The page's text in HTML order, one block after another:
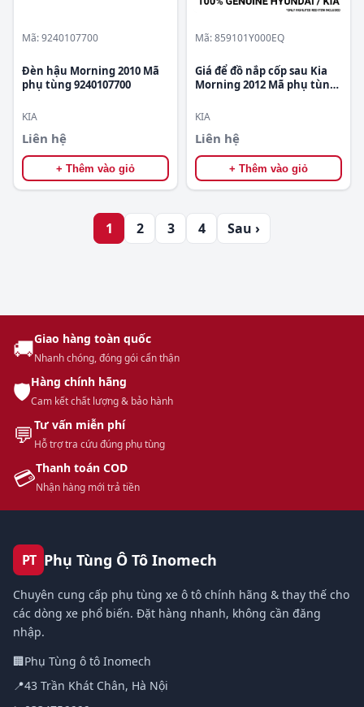
Mã: 9240107700
Đèn hậu Morning 2010 Mã
phụ tùng 9240107700
KIA
Liên hệ
+ Thêm vào giỏ
Mã: 859101Y000EQ
Giá để đồ nắp cốp sau Kia
Morning 2012 Mã phụ tùng
KIA
Liên hệ
+ Thêm vào giỏ
1 2 3 4 Sau ›
🚚Giao hàng toàn quốc
Nhanh chóng, đóng gói cẩn thận
🛡️Hàng chính hãng
Cam kết chất lượng & bảo hành
💬Tư vấn miễn phí
Hỗ trợ tra cứu đúng phụ tùng
💳Thanh toán COD
Nhận hàng mới trả tiền
PT Phụ Tùng Ô Tô Inomech
Chuyên cung cấp phụ tùng xe ô tô chính hãng & thay thế cho
các dòng xe phổ biến. Đặt hàng nhanh, không cần đăng
nhập.
🏢Phụ Tùng ô tô Inomech
📍43 Trần Khát Chân, Hà Nội